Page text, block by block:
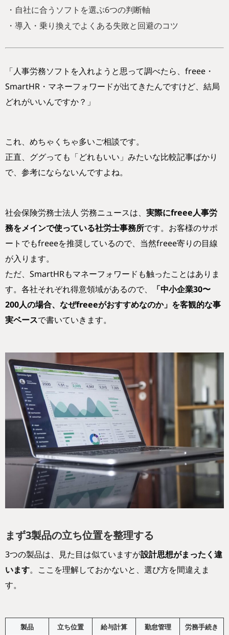
・自社に合うソフトを選ぶ6つの判断軸
・導入・乗り換えでよくある失敗と回避のコツ
「人事労務ソフトを入れようと思って調べたら、freee・
SmartHR・マネーフォワードが出てきたんですけど、結局
どれがいいんですか？」
これ、めちゃくちゃ多いご相談です。
正直、ググっても「どれもいい」みたいな比較記事ばかり
で、参考にならないんですよね。
社会保険労務士法人 労務ニュースは、 実際にfreee人事労
務をメインで使っている社労士事務所です。お客様のサポ
ートでもfreeeを推奨しているので、当然freee寄りの目線
が入ります。
ただ、SmartHRもマネーフォワードも触ったことはありま
す。各社それぞれ得意領域があるので、
「中小企業30〜
200人の場合、なぜfreeeがおすすめなのか」を客観的な事
実ベースで書いていきます。
まず3製品の立ち位置を整理する
3つの製品は、見た目は似ていますが設計思想がまったく違
います。ここを理解しておかないと、選び方を間違えま
す。
製品 立ち位置 給与計算 勤怠管理 労務手続き